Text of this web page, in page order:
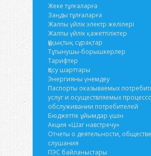
Жеке тұлғаларға
Заңды тұлғаларға
Жалпы үйлік электр желілері
Жалпы үйлік қажеттіліктер
Құқықтық сұрақтар
Тұтынушы-борышкерлер
Тарифтер
Қосу шарттары
Энергияны үнемдеу
Паспорты оказываемых
услуг и осуществляемых
обслуживании потребителей
Бюджеттік ұйымдар үшін
Акция «Шаг навстречу»
Отчеты о деятельности,
слушания
ПЭС байланыстары